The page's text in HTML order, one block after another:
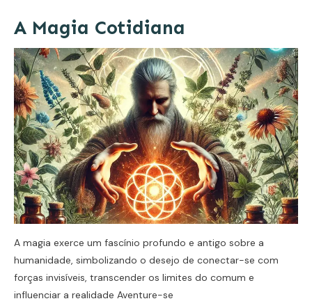
A Magia Cotidiana
A magia exerce um fascínio profundo e antigo sobre a
humanidade, simbolizando o desejo de conectar-se com
forças invisíveis, transcender os limites do comum e
influenciar a realidade Aventure-se